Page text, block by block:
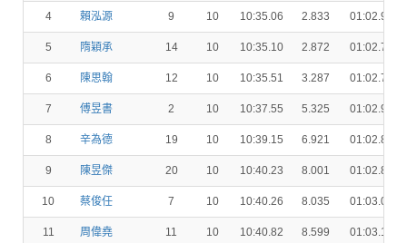
4 賴泓源 9 10 10:35.06 2.833 01:02.98
5 隋穎承 14 10 10:35.10 2.872 01:02.75
6 陳思翰 12 10 10:35.51 3.287 01:02.77
7 傅昱書 2 10 10:37.55 5.325 01:02.96
8 辛為德 19 10 10:39.15 6.921 01:02.81
9 陳昱傑 20 10 10:40.23 8.001 01:02.81
10 蔡俊任 7 10 10:40.26 8.035 01:03.04
11 周偉堯 11 10 10:40.82 8.599 01:03.11